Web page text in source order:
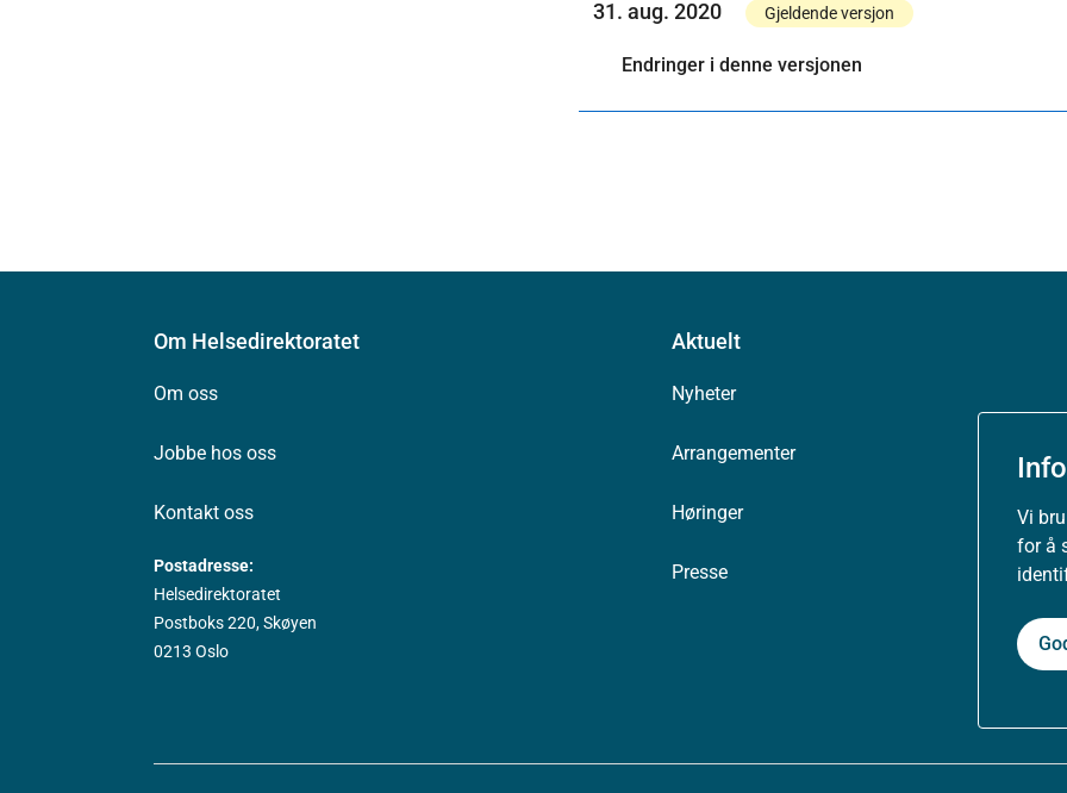
Vi
for å
31. aug. 2020 Gjeldende versjon
Endringer i denne versjonen
Om Helsedirektoratet
Om oss
Jobbe hos oss
Kontakt oss
Postadresse:
Helsedirektoratet
Postboks 220, Skøyen
0213 Oslo
Aktuelt
Nyheter
Arrangementer
Høringer
Presse